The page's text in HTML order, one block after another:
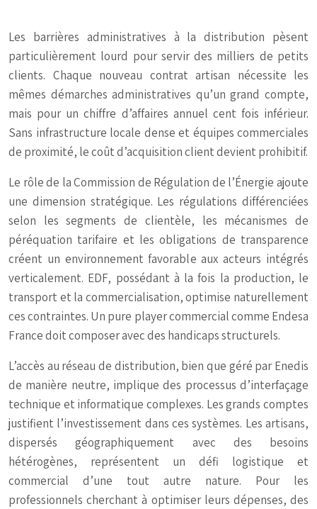
Les barrières administratives à la distribution pèsent
particulièrement lourd pour servir des milliers de petits
clients. Chaque nouveau contrat artisan nécessite les
mêmes démarches administratives qu’un grand compte,
mais pour un chiffre d’affaires annuel cent fois inférieur.
Sans infrastructure locale dense et équipes commerciales
de proximité, le coût d’acquisition client devient prohibitif.
Le rôle de la Commission de Régulation de l’Énergie ajoute
une dimension stratégique. Les régulations différenciées
selon les segments de clientèle, les mécanismes de
péréquation tarifaire et les obligations de transparence
créent un environnement favorable aux acteurs intégrés
verticalement. EDF, possédant à la fois la production, le
transport et la commercialisation, optimise naturellement
ces contraintes. Un pure player commercial comme Endesa
France doit composer avec des handicaps structurels.
L’accès au réseau de distribution, bien que géré par Enedis
de manière neutre, implique des processus d’interfaçage
technique et informatique complexes. Les grands comptes
justifient l’investissement dans ces systèmes. Les artisans,
dispersés géographiquement avec des besoins
hétérogènes, représentent un défi logistique et
commercial d’une tout autre nature. Pour les
professionnels cherchant à optimiser leurs dépenses, des